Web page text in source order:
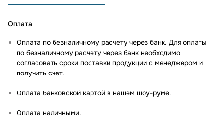
Оплата
Оплата по безналичному расчету через банк. Для оплаты
по безналичному расчету через банк необходимо
согласовать сроки поставки продукции с менеджером и
получить счет.
Оплата банковской картой в нашем шоу-руме.
Оплата наличными.